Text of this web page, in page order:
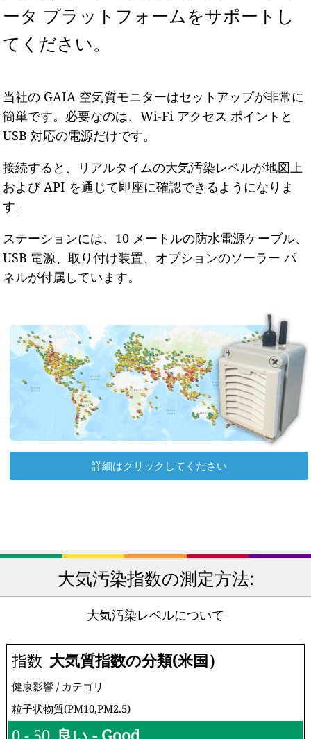
ータ プラットフォームをサポートし
てください。
当社の GAIA 空気質モニターはセットアップが非常に
簡単です。必要なのは、Wi-Fi アクセス ポイントと
USB 対応の電源だけです。
接続すると、リアルタイムの大気汚染レベルが地図上
および API を通じて即座に確認できるようになりま
す。
ステーションには、10 メートルの防水電源ケーブル、
USB 電源、取り付け装置、オプションのソーラー パ
ネルが付属しています。
詳細はクリックしてください
大気汚染指数の測定方法:
大気汚染レベルについて
指数 大気質指数の分類(米国）
健康影響 / カテゴリ
粒子状物質(PM10,PM2.5)